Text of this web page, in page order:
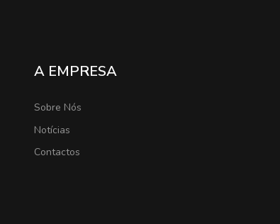
A EMPRESA
Sobre Nós
Notícias
Contactos